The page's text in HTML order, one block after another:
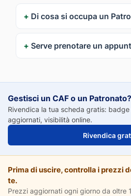
Di cosa si occupa un
Serve prenotare un
Gestisci un CAF o un Patronato?
Rivendica la tua scheda gratis:
aggiornati, visibilità online.
Rivendica
Prima di uscire, controlla i prezzi
te.
Prezzi aggiornati ogni giorno da oltre